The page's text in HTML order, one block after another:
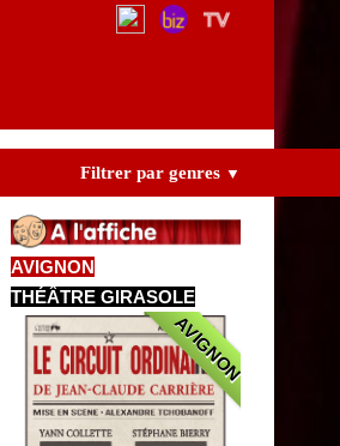
Filtrer par genres ▼
AVIGNON
THÉÂTRE GIRASOLE
AVIGNON